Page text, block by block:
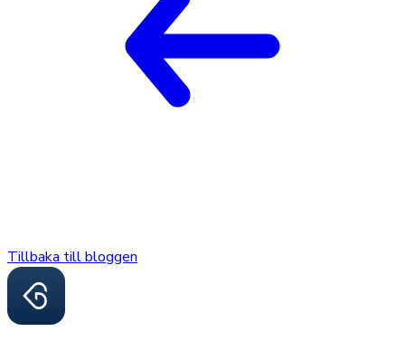
Tillbaka till bloggen